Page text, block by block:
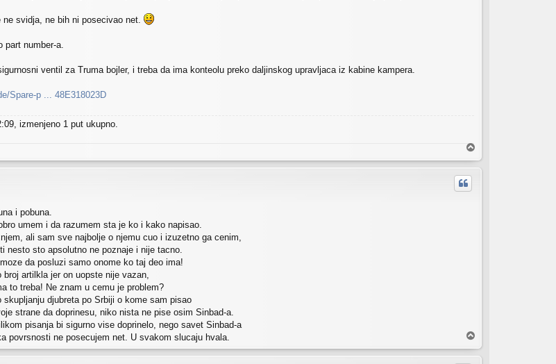
svidja, ne bih ni posecivao net.
number-a.
ventil za Truma bojler, i treba da ima konteolu preko daljinskog upravljaca iz kabine kampera.
Spare-p ... 48E318023D
izmenjeno 1 put ukupno.
r
h
i pobuna.
umem i da razumem sta je ko i kako napisao.
ali sam sve najbolje o njemu cuo i izuzetno ga cenim,
nesto sto apsolutno ne poznaje i nije tacno.
da posluzi samo onome ko taj deo ima!
broj artilkla jer on uopste nije vazan,
to treba! Ne znam u cemu je problem?
djubreta po Srbiji o kome sam pisao
strane da doprinesu, niko nista ne pise osim Sinbad-a.
pisanja bi sigurno vise doprinelo, nego savet Sinbad-a
povrsnosti ne posecujem net. U svakom slucaju hvala.
r
h